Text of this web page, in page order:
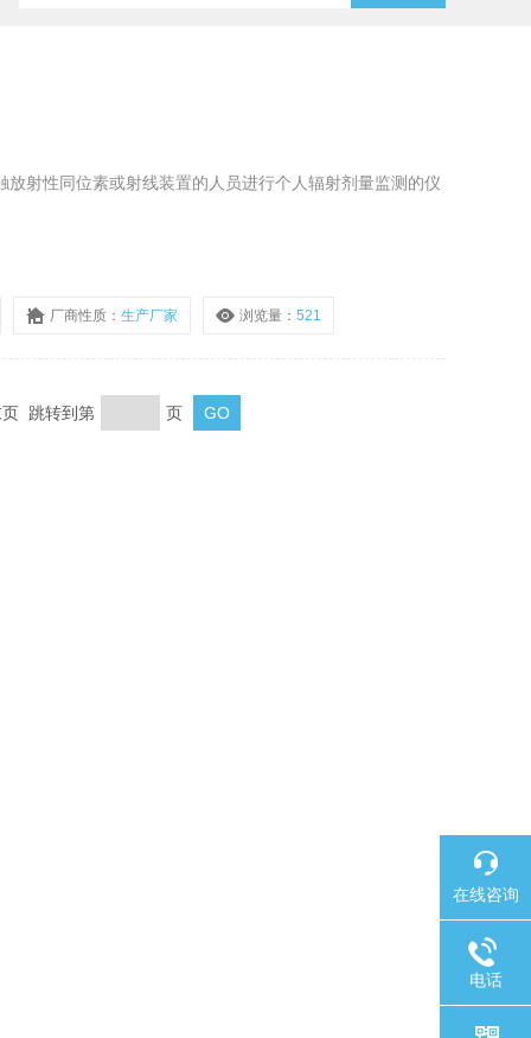
射性同位素或射线装置的人员进行个人辐射剂量监测的仪
厂商性质：生产厂家 浏览量：521
跳转到第 页
在线咨询
电话